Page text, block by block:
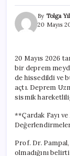
By Tolga
20 Mayıs
20 Mayıs 2026
bir deprem
de hissedildi ve
açtı. Deprem
sismik
**Çardak Fayı
Prof. Dr.
olmadığını